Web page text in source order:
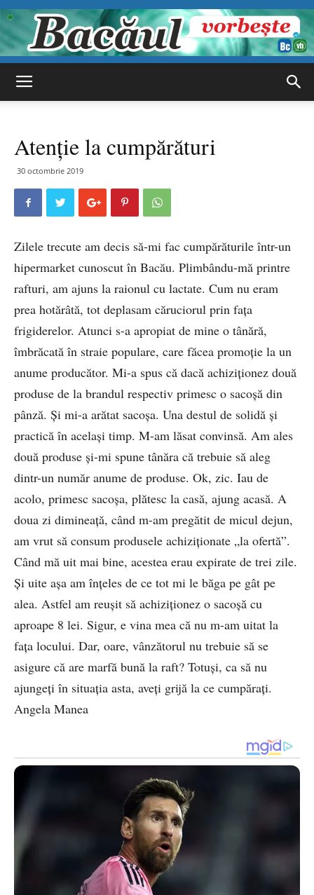
vorbește
Atenție la cumpărături
30 octombrie 2019
Zilele trecute am decis să-mi fac cumpărăturile într-un
hipermarket cunoscut în Bacău. Plimbându-mă printre
rafturi, am ajuns la raionul cu lactate. Cum nu eram
prea hotărâtă, tot deplasam căruciorul prin fața
frigiderelor. Atunci s-a apropiat de mine o tânără,
îmbrăcată în straie populare, care făcea promoție la un
anume producător. Mi-a spus că dacă achiziționez două
produse de la brandul respectiv primesc o sacoșă din
pânză. Și mi-a arătat sacoșa. Una destul de solidă și
practică în același timp. M-am lăsat convinsă. Am ales
două produse și-mi spune tânăra că trebuie să aleg
dintr-un număr anume de produse. Ok, zic. Iau de
acolo, primesc sacoșa, plătesc la casă, ajung acasă. A
doua zi dimineață, când m-am pregătit de micul dejun,
am vrut să consum produsele achiziționate „la ofertă”.
Când mă uit mai bine, acestea erau expirate de trei zile.
Și uite așa am înțeles de ce tot mi le băga pe gât pe
alea. Astfel am reușit să achiziționez o sacoșă cu
aproape 8 lei. Sigur, e vina mea că nu m-am uitat la
fața locului. Dar, oare, vânzătorul nu trebuie să se
asigure că are marfă bună la raft? Totuși, ca să nu
ajungeți în situația asta, aveți grijă la ce cumpărați.
Angela Manea